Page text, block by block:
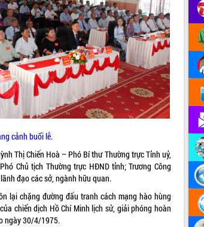
cảnh buổi lễ.
Thị Chiến Hoà – Phó Bí thư Thường trực Tỉnh uỷ,
Chủ tịch Thường trực HĐND tỉnh; Trương Công
đạo các sở, ngành hữu quan.
lại chặng đường đấu tranh cách mạng hào hùng
chiến dịch Hồ Chí Minh lịch sử, giải phóng hoàn
ngày 30/4/1975.